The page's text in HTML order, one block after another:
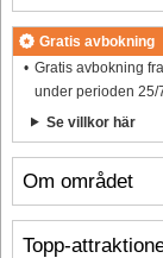
Om området
Gratis avbokning
Gratis avbokning
under perioden
Se villkor här
Topp-